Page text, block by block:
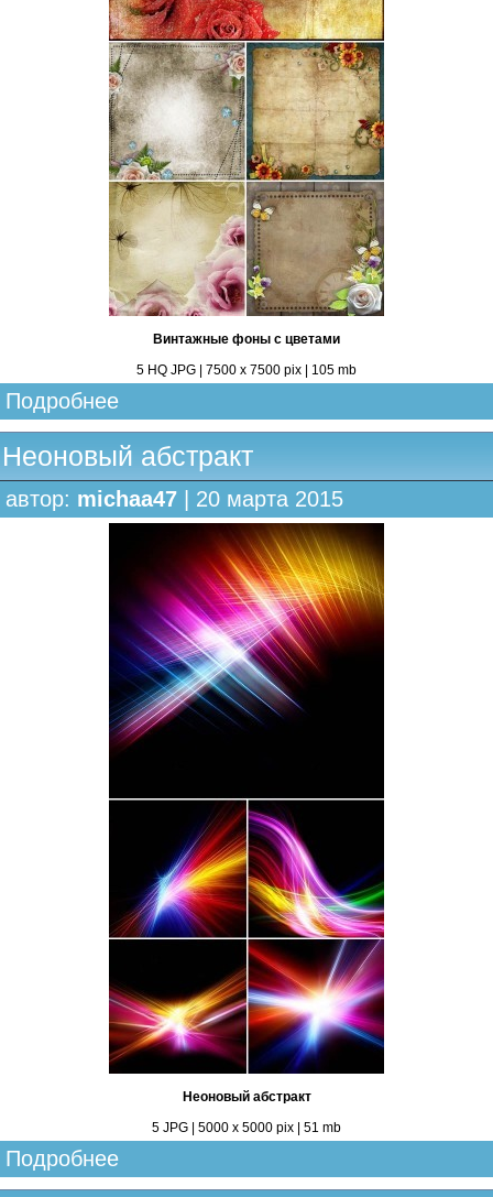
Винтажные фоны с цветами
5 HQ JPG | 7500 х 7500 pix | 105 mb
Подробнее
Неоновый абстракт
автор: michaa47 | 20 марта 2015
Неоновый абстракт
5 JPG | 5000 х 5000 pix | 51 mb
Подробнее